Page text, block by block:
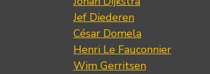
Jef Diederen
César Domela
Henri Le Fauconnier
Wim Gerritsen